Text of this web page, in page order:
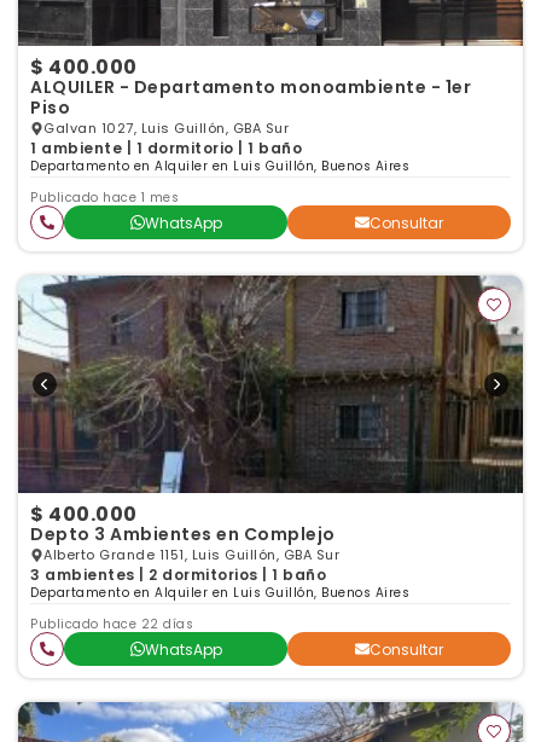
$ 400.000
ALQUILER - Departamento monoambiente - 1er
Piso
Galvan 1027, Luis Guillón, GBA Sur
1 ambiente | 1 dormitorio | 1 baño
Departamento en Alquiler en Luis Guillón, Buenos Aires
Publicado hace 1 mes
WhatsApp Consultar
$ 400.000
Depto 3 Ambientes en Complejo
Alberto Grande 1151, Luis Guillón, GBA Sur
3 ambientes | 2 dormitorios | 1 baño
Departamento en Alquiler en Luis Guillón, Buenos Aires
Publicado hace 22 días
WhatsApp Consultar